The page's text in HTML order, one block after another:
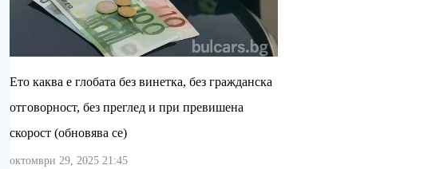
Ето каква е глобата без винетка, без гражданска
отговорност, без преглед и при превишена
скорост (обновява се)
октомври 29, 2025 21:45